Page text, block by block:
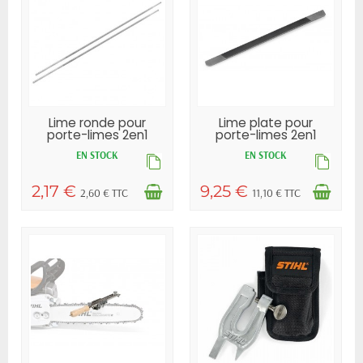
Lime ronde pour
porte-limes 2en1
EN STOCK
2,17 € 2,60 € TTC
Lime plate pour
porte-limes 2en1
EN STOCK
9,25 € 11,10 € TTC